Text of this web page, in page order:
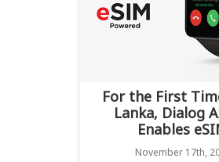
For the First
Lanka, Dialog
Enables
November 17th,